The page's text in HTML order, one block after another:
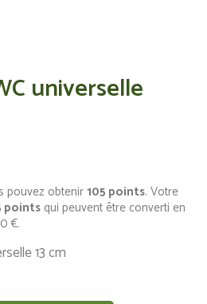
universelle
pouvez obtenir105 points. Votre
points qui peuvent être converti en
€.
13 cm